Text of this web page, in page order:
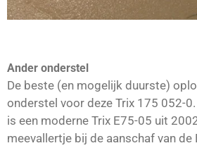
Ander onderstel
De beste (en mogelijk duurste)
onderstel voor deze Trix 175 052-
is een moderne Trix E75-05 uit
meevallertje bij de aanschaf van